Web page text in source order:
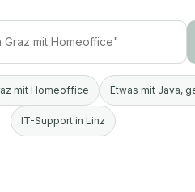
mit Homeoffice Etwas mit Java,
IT-Support in Linz